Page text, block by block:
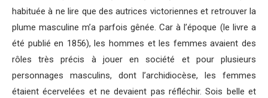
habituée à ne lire que des autrices victoriennes et retrouver la
plume masculine m’a parfois gênée. Car à l’époque (le livre a
été publié en 1856), les hommes et les femmes avaient des
rôles très précis à jouer en société et pour plusieurs
personnages masculins, dont l’archidiocèse, les femmes
étaient écervelées et ne devaient pas réfléchir. Sois belle et